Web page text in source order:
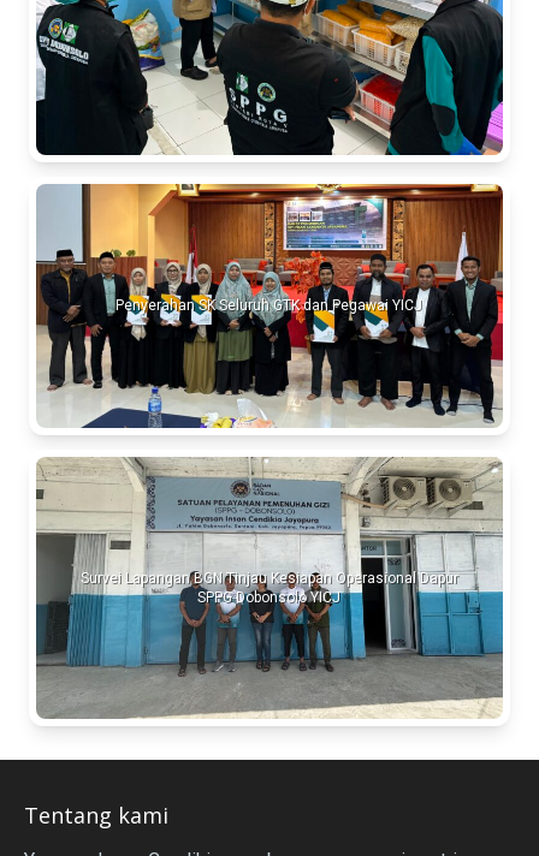
Penyerahan SK Seluruh GTK dan Pegawai YICJ
Survei Lapangan BGN Tinjau Kesiapan Operasional Dapur
SPPG Dobonsolo YICJ
Tentang kami